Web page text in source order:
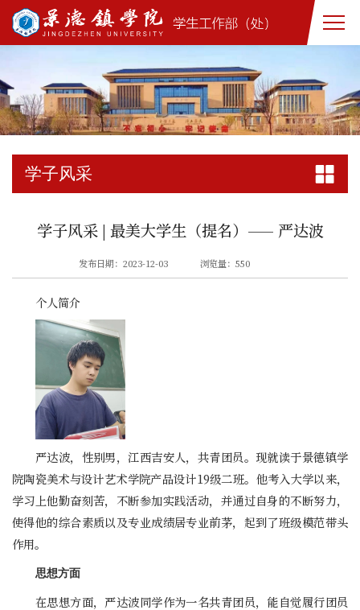
学子风采
学子风采 | 最美大学生（提名）—— 严达波
发布日期：2023-12-03 浏览量： 550
个人简介
严达波，性别男，江西吉安人，共青团员。现就读于景德镇学
院陶瓷美术与设计艺术学院产品设计19级二班。他考入大学以来，
学习上他勤奋刻苦，不断参加实践活动，并通过自身的不断努力，
使得他的综合素质以及专业成绩居专业前茅，起到了班级模范带头
作用。
思想方面
在思想方面，严达波同学作为一名共青团员，能自觉履行团员